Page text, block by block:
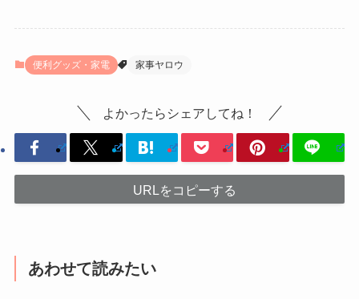
便利グッズ・家電 家事ヤロウ
よかったらシェアしてね！
URLをコピーする
あわせて読みたい